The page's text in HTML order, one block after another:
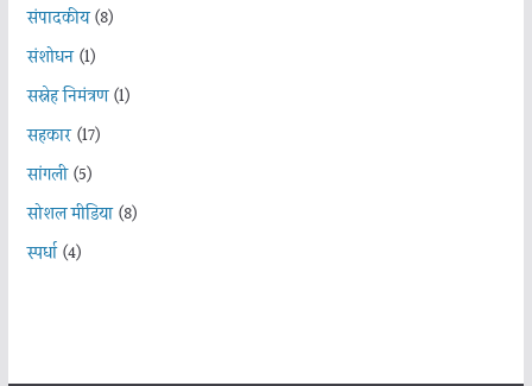
संपादकीय(8)
संशोधन(1)
सस्नेह निमंत्रण(1)
सहकार(17)
सांगली(5)
सोशल मीडिया(8)
स्पर्धा(4)